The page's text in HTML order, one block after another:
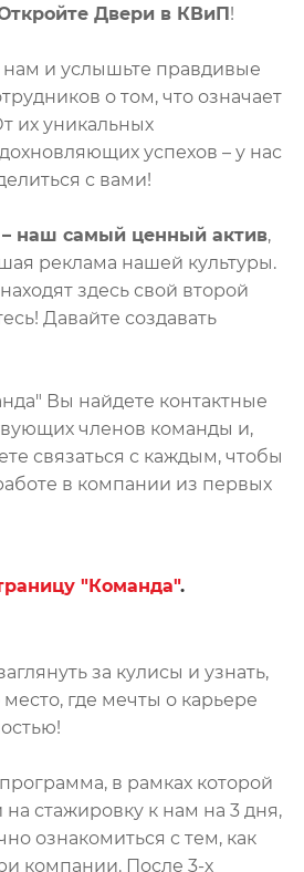
Двери в КВиП !
нам и услышьте правдивые
о том, что означает
их уникальных
успехов – у нас
с вами!
– наш самый ценный актив,
реклама нашей культуры.
здесь свой второй
Давайте создавать
Вы найдете контактные
членов команды и,
связаться с каждым, чтобы
в компании из первых
"Команда".
за кулисы и узнать,
где мечты о карьере
в рамках которой
стажировку к нам на 3 дня,
ознакомиться с тем, как
компании. После 3-х